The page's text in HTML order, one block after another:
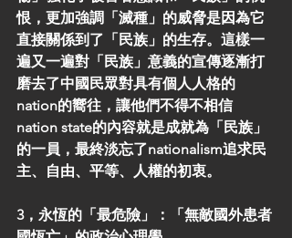
恨，更加強調「滅種」的威脅是因為它
直接關係到了「民族」的生存。這樣一
遍又一遍對「民族」意義的宣傳逐漸打
磨去了中國民眾對具有個人人格的
nation的嚮往，讓他們不得不相信
nation state的內容就是成就為「民族」
的一員，最終淡忘了nationalism追求民
主、自由、平等、人權的初衷。
3，永恆的「最危險」：「無敵國外患者